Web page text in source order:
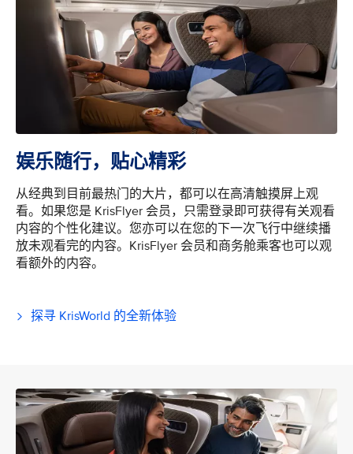
娱乐随行，贴心精彩
从经典到目前最热门的大片，都可以在高清触摸屏上观
看。如果您是 KrisFlyer 会员，只需登录即可获得有关观看
内容的个性化建议。您亦可以在您的下一次飞行中继续播
放未观看完的内容。KrisFlyer 会员和商务舱乘客也可以观
看额外的内容。
探寻 KrisWorld 的全新体验